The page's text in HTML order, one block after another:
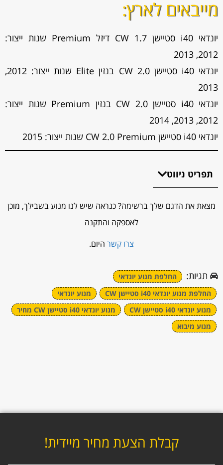
מייבאים לארץ:
יונדאי i40 סטיישן CW 1.7 דיזל Premium שנות ייצור:
2012, 2013
יונדאי i40 סטיישן CW 2.0 בנזין Elite שנות ייצור: 2012,
2013
יונדאי i40 סטיישן CW 2.0 בנזין Premium שנות ייצור:
2012, 2013, 2014
יונדאי i40 סטיישן CW 2.0 Premium שנות ייצור: 2015
תפריט ניווט
מצאת את הדגם שלך ברשימה? כנראה שיש לנו מנוע בשבילך, מוכן
לאספקה והתקנה
צרו קשר היום.
תגיות:
החלפת מנוע יונדאי
החלפת מנוע יונדאי i40 סטיישן CW
מנוע יונדאי
מנוע יונדאי i40 סטיישן CW
מנוע יונדאי i40 סטיישן CW מחיר
מנוע מיבוא
קבלת הצעת מחיר מיידית!